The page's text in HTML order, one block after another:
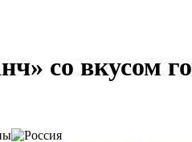
со вкусом